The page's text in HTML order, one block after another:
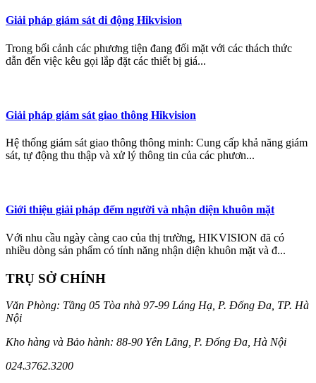
Giải pháp giám sát di động Hikvision
Trong bối cảnh các phương tiện đang đối mặt với các thách thức
dẫn đến việc kêu gọi lắp đặt các thiết bị giá...
Giải pháp giám sát giao thông Hikvision
Hệ thống giám sát giao thông thông minh: Cung cấp khả năng giám
sát, tự động thu thập và xử lý thông tin của các phươn...
Giới thiệu giải pháp đếm người và nhận diện khuôn mặt
Với nhu cầu ngày càng cao của thị trường, HIKVISION đã có
nhiều dòng sản phẩm có tính năng nhận diện khuôn mặt và đ...
TRỤ SỞ CHÍNH
Văn Phòng: Tầng 05 Tòa nhà 97-99 Láng Hạ, P. Đống Đa, TP. Hà
Nội
Kho hàng và Bảo hành: 88-90 Yên Lãng, P. Đống Đa, Hà Nội
024.3762.3200